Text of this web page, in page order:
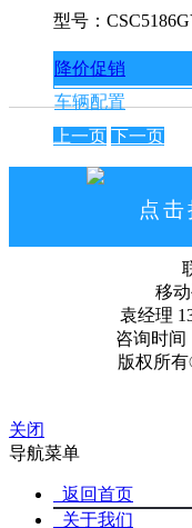
型号：
降价促销
车辆配置
上一页 下一页
点
移动
袁经理
咨询时间
版权所
关闭
导航菜单
返回首页
关于我们